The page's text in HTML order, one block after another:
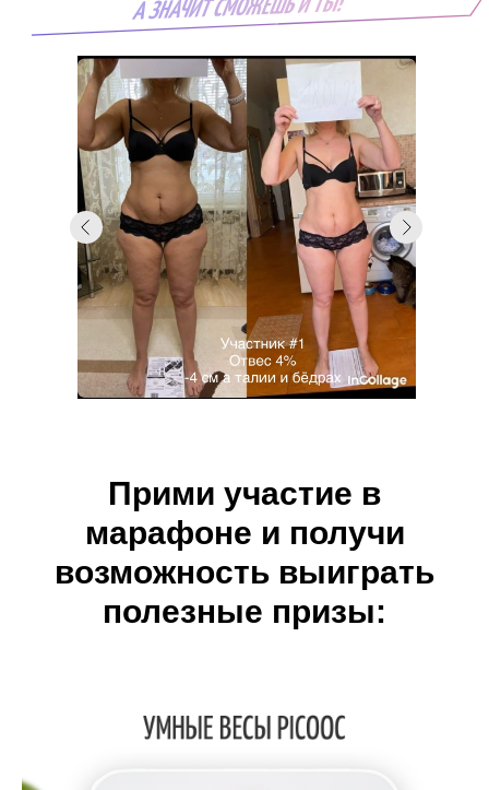
Прими участие в
марафоне и получи
возможность выиграть
полезные призы: